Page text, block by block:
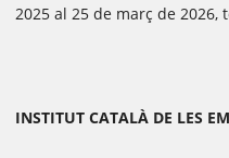
2025 al 25 de març de 2026,
INSTITUT CATALÀ DE LES